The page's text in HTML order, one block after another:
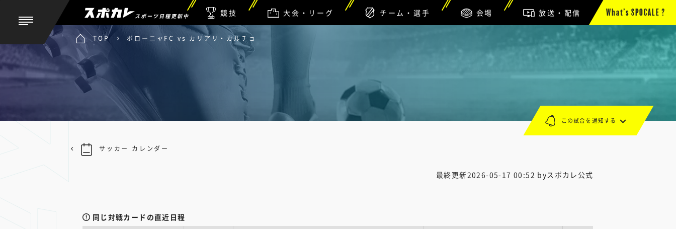
スポーツ日程更新中 競技 大会・リーグ チーム・選手 会場 放送・配信 What’s SPOCALE ?
TOP ボローニャFC vs カリアリ・カルチョ
最終更新2026-05-17 00:52 byスポカレ公式
同じ対戦カードの直近日程
この試合を通知する
サッカー カレンダー